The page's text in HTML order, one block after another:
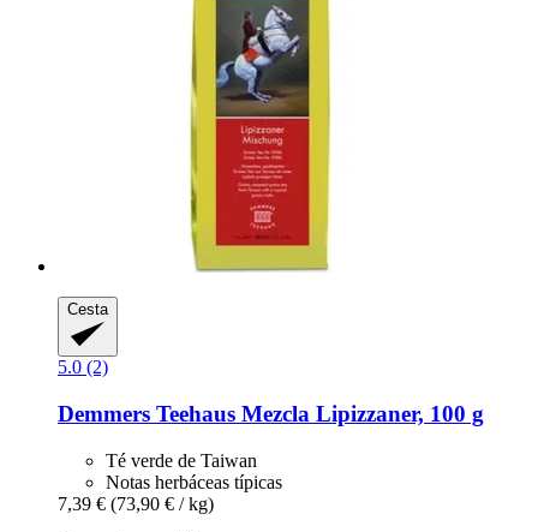
Cesta
5.0 (2)
Demmers Teehaus Mezcla Lipizzaner, 100 g
Té verde de Taiwan
Notas herbáceas típicas
7,39 € (73,90 € / kg)